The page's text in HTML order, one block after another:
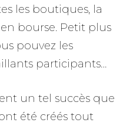
les boutiques, la
bourse. Petit plus
pouvez les
participants…
un tel succès que
été créés tout